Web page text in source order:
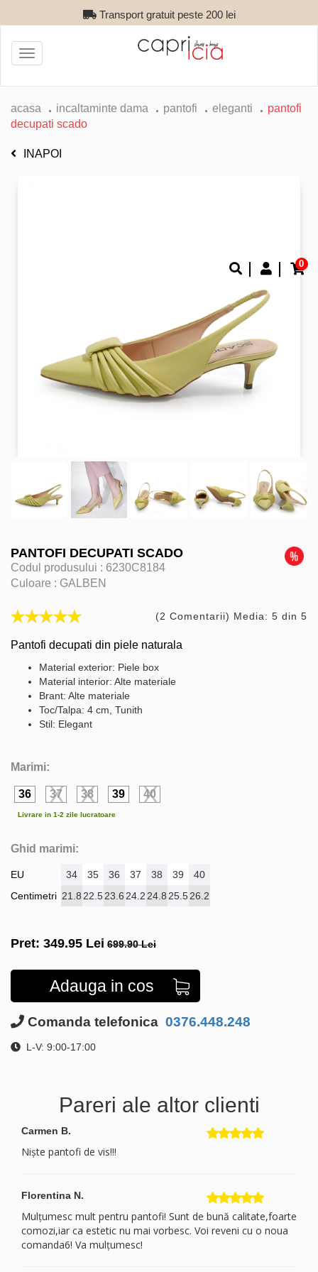
Transport gratuit peste 200 lei
0
Toggle
navigation
acasa incaltaminte dama pantofi eleganti
pantofi
decupati scado
INAPOI
PANTOFI DECUPATI SCADO
Codul produsului : 6230C8184
Culoare : GALBEN
(2 Comentarii) Media: 5 din 5
Pantofi decupati din piele naturala
Material exterior: Piele box
Material interior: Alte materiale
Brant: Alte materiale
Toc/Talpa: 4 cm, Tunith
Stil: Elegant
Marimi:
36 37 38 39 40
Livrare in 1-2 zile lucratoare
Ghid marimi:
EU
Centimetri
34 35 36 37 38 39
40
21.8 22.523.6 24.2 24.8 25.526.2
Pret: 349.95 Lei 699.90 Lei
Adauga in cos
Comanda telefonica 0376.448.248
L-V: 9:00-17:00
Pareri ale altor clienti
Carmen B.
Niște pantofi de vis!!!
Florentina N.
Mulțumesc mult pentru pantofi! Sunt de bună calitate,foarte
comozi,iar ca estetic nu mai vorbesc. Voi reveni cu o noua
comanda6! Va mulțumesc!